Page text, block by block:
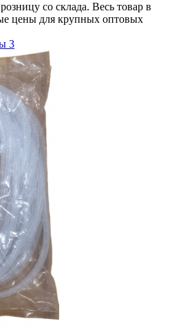
со склада. Весь товар в
цены для крупных оптовых
3